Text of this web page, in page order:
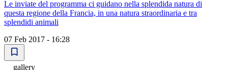
Le inviate del programma ci guidano nella splendida natura di
questa regione della Francia, in una natura straordinaria e tra
splendidi animali
07 Feb 2017 - 16:28
gallery